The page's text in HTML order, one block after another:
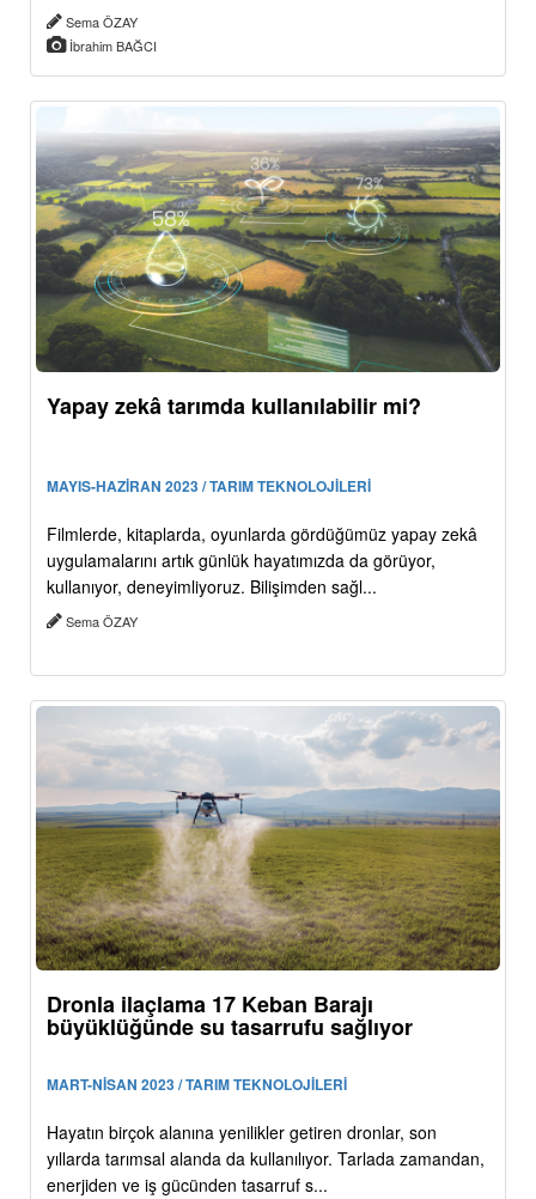
Sema ÖZAY
İbrahim BAĞCI
Yapay zekâ tarımda kullanılabilir mi?
MAYIS-HAZİRAN 2023 / TARIM TEKNOLOJİLERİ
Filmlerde, kitaplarda, oyunlarda gördüğümüz yapay zekâ
uygulamalarını artık günlük hayatımızda da görüyor,
kullanıyor, deneyimliyoruz. Bilişimden sağl...
Sema ÖZAY
Dronla ilaçlama 17 Keban Barajı
büyüklüğünde su tasarrufu sağlıyor
MART-NİSAN 2023 / TARIM TEKNOLOJİLERİ
Hayatın birçok alanına yenilikler getiren dronlar, son
yıllarda tarımsal alanda da kullanılıyor. Tarlada zamandan,
enerjiden ve iş gücünden tasarruf s...